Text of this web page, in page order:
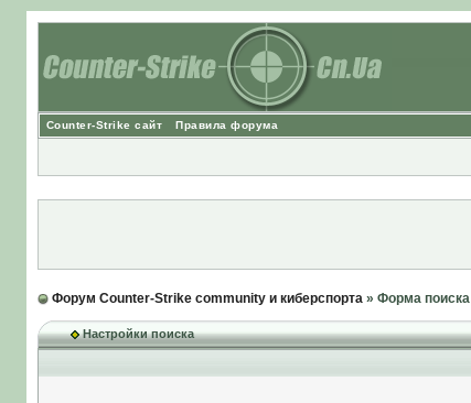
Counter-Strike сайт Правила форума
Форум Counter-Strike community и киберспорта» Форма поиска
Настройки поиска